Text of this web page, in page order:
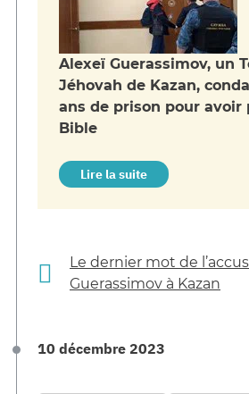
Alexeï Guerassimov, un
Jéhovah de Kazan,
ans de prison pour avoir
Bible
Lire la suite
Le dernier mot de
Guerassimov à Kazan
10 décembre 2023